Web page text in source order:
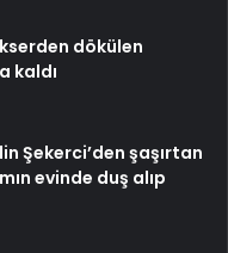
dökülen
kaldı
Şekerci’den şaşırtan
evinde duş alıp